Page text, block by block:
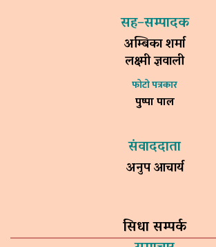
सह–सम्पादक
अम्बिका शर्मा
लक्ष्मी ज्ञवाली
फोटो पत्रकार
पुष्पा पाल
संवाददाता
अनुप आचार्य
सिधा सम्पर्क